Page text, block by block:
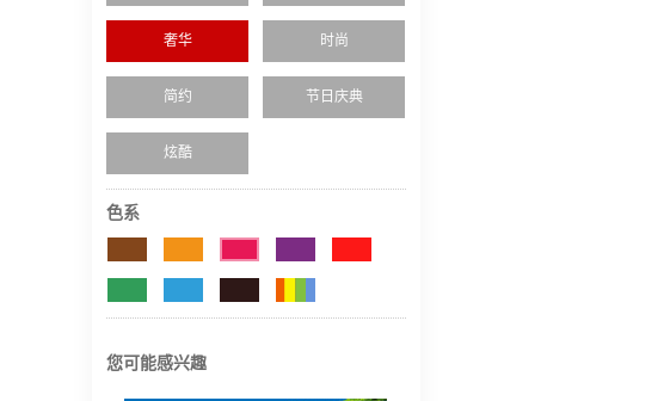
奢华 时尚
简约 节日庆典
炫酷
色系
您可能感兴趣